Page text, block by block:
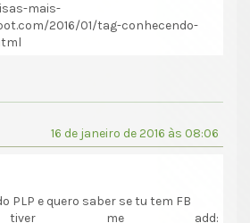
mais-
2016/01/tag-conhecendo-
16 de janeiro de 2016 às 08:06
PLP e quero saber se tu tem FB
me add: